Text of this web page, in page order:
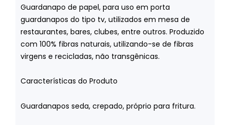
Guardanapo de papel, para uso em porta
guardanapos do tipo tv, utilizados em mesa de
restaurantes, bares, clubes, entre outros. Produzido
com 100% fibras naturais, utilizando-se de fibras
virgens e recicladas, não transgênicas.
Características do Produto
Guardanapos seda, crepado, próprio para fritura.